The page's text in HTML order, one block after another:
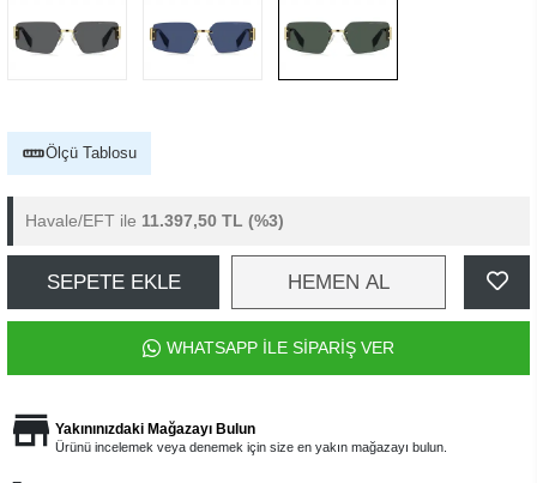
Ölçü Tablosu
Havale/EFT ile 11.397,50 TL (%3)
SEPETE EKLE HEMEN AL
WHATSAPP İLE SİPARİŞ VER
Yakınınızdaki Mağazayı Bulun
Ürünü incelemek veya denemek için size en yakın mağazayı bulun.